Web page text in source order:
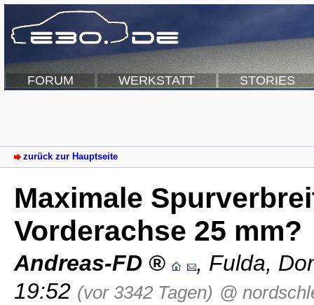
FORUM WERKSTATT STORIES
zurück zur Hauptseite
Maximale
Vorderachse 25 mm?
Andreas-FD , Fulda,
19:52 (vor 3342 Tagen) @